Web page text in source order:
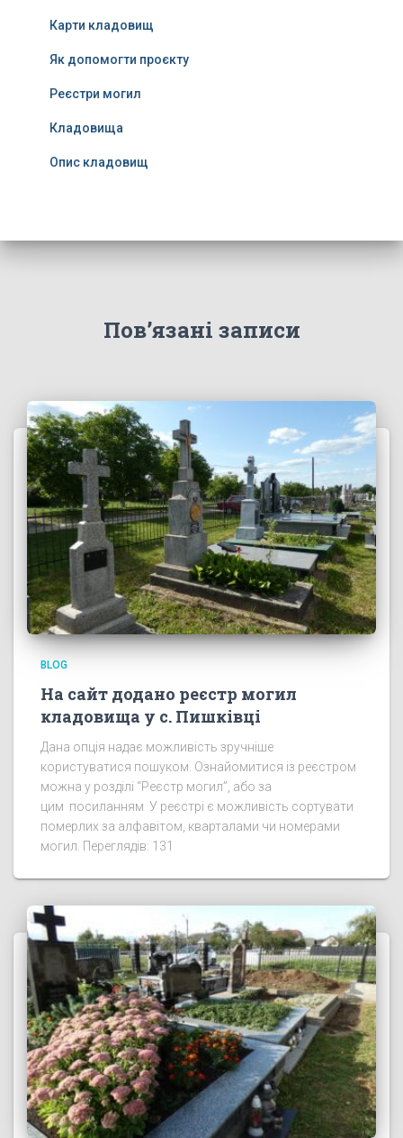
Карти кладовищ
Як допомогти проєкту
Реєстри могил
Кладовища
Опис кладовищ
Пов’язані записи
BLOG
На сайт додано реєстр могил
кладовища у с. Пишківці
Дана опція надає можливість зручніше
користуватися пошуком. Ознайомитися із реєстром
можна у розділі “Реєстр могил”, або за
цим посиланням У реєстрі є можливість сортувати
померлих за алфавітом, кварталами чи номерами
могил. Переглядів: 131